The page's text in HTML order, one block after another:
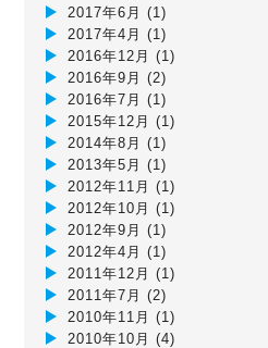
2017年6月 (1)
2017年4月 (1)
2016年12月 (1)
2016年9月 (2)
2016年7月 (1)
2015年12月 (1)
2014年8月 (1)
2013年5月 (1)
2012年11月 (1)
2012年10月 (1)
2012年9月 (1)
2012年4月 (1)
2011年12月 (1)
2011年7月 (2)
2010年11月 (1)
2010年10月 (4)